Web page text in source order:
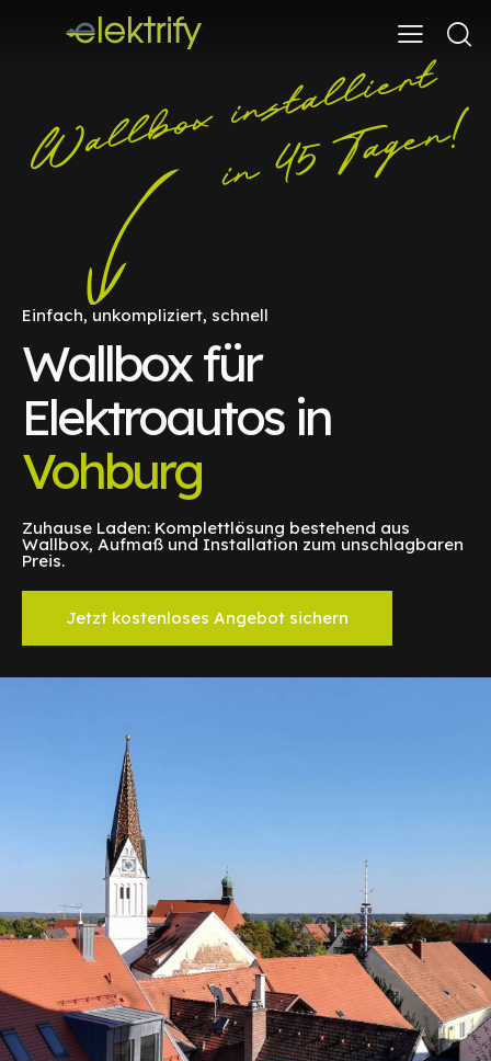
Einfach, unkompliziert, schnell
Wallbox für
Elektroautos in
Vohburg
Zuhause Laden: Komplettlösung bestehend aus
Wallbox, Aufmaß und Installation zum unschlagbaren
Preis.
Jetzt kostenloses Angebot sichern